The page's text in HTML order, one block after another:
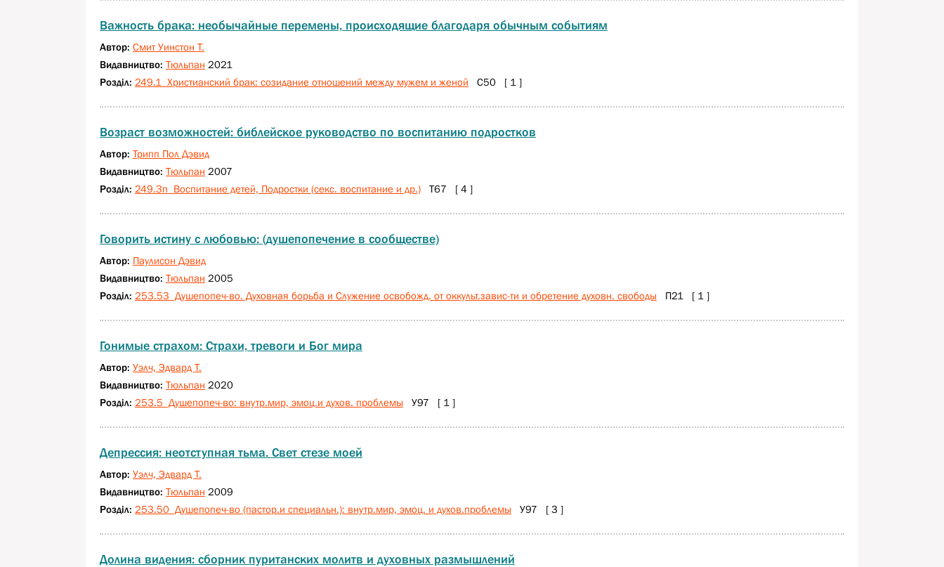
Важность брака: необычайные перемены, происходящие благодаря обычным событиям
Автор: Смит Уинстон Т.
Видавництво: Тюльпан 2021
Розділ: 249.1 Христианский брак: созидание отношений между мужем и женой С50 [ 1 ]
Возраст возможностей: библейское руководство по воспитанию подростков
Автор: Трипп Пол Дэвид
Видавництво: Тюльпан 2007
Розділ: 249.3п Воспитание детей, Подростки (секс. воспитание и др.) Т67 [ 4 ]
Говорить истину с любовью: (душепопечение в сообществе)
Автор: Паулисон Дэвид
Видавництво: Тюльпан 2005
Розділ: 253.53 Душепопеч-во. Духовная борьба и Служение освобожд. от оккульт.завис-ти и обретение духовн. свободы П21 [ 1 ]
Гонимые страхом: Страхи, тревоги и Бог мира
Автор: Уэлч, Эдвард Т.
Видавництво: Тюльпан 2020
Розділ: 253.5 Душепопеч-во: внутр.мир, эмоц.и духов. проблемы У97 [ 1 ]
Депрессия: неотступная тьма. Свет стезе моей
Автор: Уэлч, Эдвард Т.
Видавництво: Тюльпан 2009
Розділ: 253.50 Душепопеч-во (пастор.и специальн.): внутр.мир, эмоц. и духов.проблемы У97 [ 3 ]
Долина видения: сборник пуританских молитв и духовных размышлений